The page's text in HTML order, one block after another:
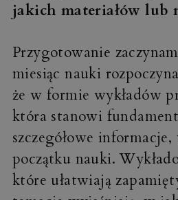
jakich materiałów lub
Przygotowanie
miesiąc nauki
że w formie wykładów
która stanowi
szczegółowe
początku nauki.
które ułatwiają